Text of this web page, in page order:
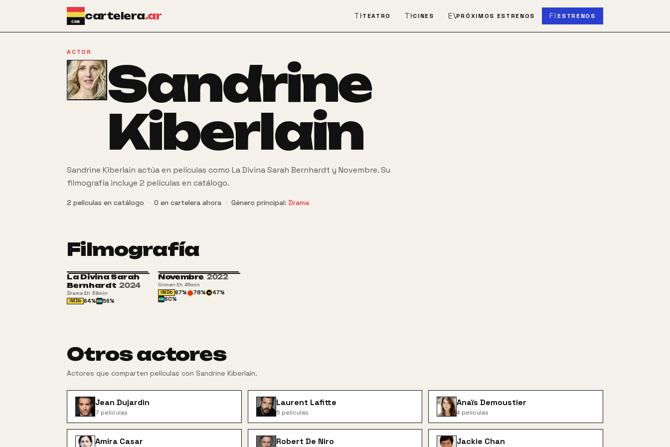
Ir al contenido principal
cartelera.ar THEATER_COMEDY
TEATRO THEATERS
CINES EVENT_UPCOMING
PRÓXIMOS ESTRENOS FIBER_NEW
ESTRENOS
ACTOR
Sandrine
Kiberlain
Sandrine Kiberlain actúa en películas como La Divina Sarah Bernhardt y Novembre. Su
filmografía incluye 2 películas en catálogo.
2 películas en catálogo · 0 en cartelera ahora · Género principal:Drama
Filmografía
La Divina Sarah
Bernhardt 2024
Drama·1h 38min
IMDb 64% 56%
Novembre 2022
Crimen·1h 45min
IMDb 67% 78% m 47%
60%
Otros actores
Actores que comparten películas con Sandrine Kiberlain.
Jean Dujardin
7 películas
Laurent Lafitte
5 películas
Anaïs Demoustier
4 películas
Amira Casar Robert De Niro Jackie Chan